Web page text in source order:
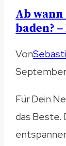
Ab wann
baden?
Von
Für Dein
das Beste.